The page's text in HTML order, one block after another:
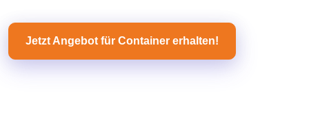
Jetzt Angebot für Container erhalten!